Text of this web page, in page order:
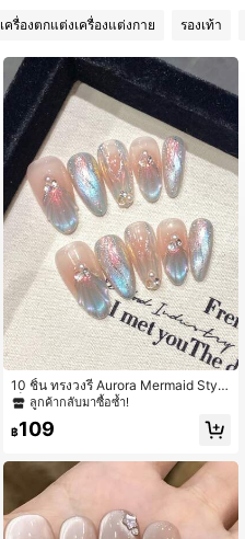
เครื่องตกแต่งเครื่องแต่งกาย รองเท้า
10 ชิ้น ทรงวงรี Aurora Mermaid Style
เล็บปลอมหรูหรา, ผิวเงาวาวเหลือบมุก,
ปาร์ตี้ & ออกเดท เล็บปลอมแบบกดติด
ติด
ลูกค้ากลับมาซื้อซ้ำ!
฿109